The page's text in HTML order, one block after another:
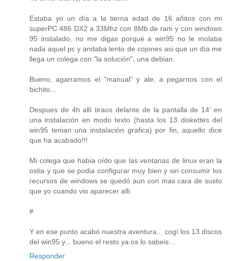
Estaba yo un día a la tierna edad de 16 añitos con mi
superPC 486 DX2 a 33Mhz con 8Mb de ram y con windows
95 instalado, no me digas porqué a win95 no le molaba
nada aquel pc y andaba lento de cojones asi que un día me
llega un colega con "la solución", una debian.
Bueno, agarramos el "manual" y ale, a pegarnos con el
bichito...
Despues de 4h allí tiraos delante de la pantalla de 14' en
una instalación en modo texto (hasta los 13 diskettes del
win95 tenian una instalación grafica) por fin, aquello dice
que ha acabado!!!
Mi colega que habia oído que las ventanas de linux eran la
ostia y que se podia configurar muy bien y sin consumir los
recursos de windows se quedó aun con mas cara de susto
que yo cuando vio aparecer alli:
#
Y en ese punto acabó nuestra aventura... cogí los 13 discos
del win95 y... bueno el resto ya os lo sabeis....
Responder